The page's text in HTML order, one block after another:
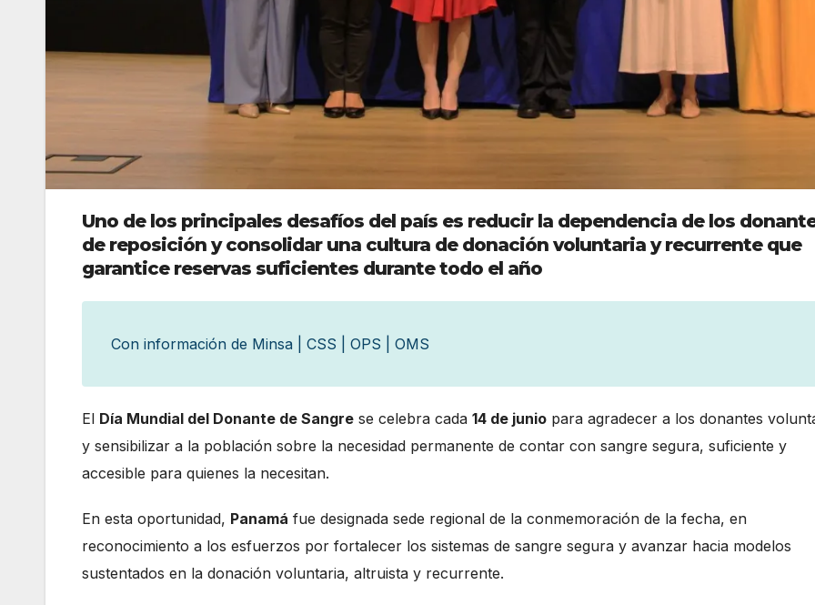
Uno de los principales desafíos del país es reducir la dependencia de los
de reposición y consolidar una cultura de donación voluntaria y recurrente que
garantice reservas suficientes durante todo el año
Con información de Minsa | CSS | OPS | OMS
El Día Mundial del Donante de Sangre se celebra cada 14 de junio para agradecer a los donantes
y sensibilizar a la población sobre la necesidad permanente de contar con sangre segura, suficiente y
accesible para quienes la necesitan.
En esta oportunidad, Panamá fue designada sede regional de la conmemoración de la fecha, en
reconocimiento a los esfuerzos por fortalecer los sistemas de sangre segura y avanzar hacia modelos
sustentados en la donación voluntaria, altruista y recurrente.